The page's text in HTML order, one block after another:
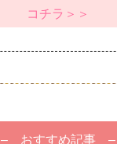
コチラ＞＞
– おすすめ記事 –